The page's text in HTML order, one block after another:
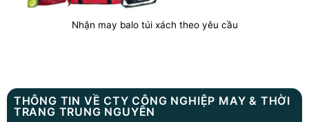
THÔNG TIN VỀ CTY CÔNG NGHIỆP MAY & THỜI
TRANG TRUNG NGUYÊN
Nhận may balo túi xách theo yêu cầu